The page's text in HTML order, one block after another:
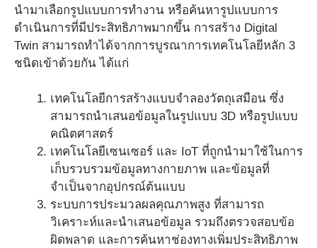
นำมาเลือกรูปแบบการทำงาน หรือค้นหารูปแบบการ
ดำเนินการที่มีประสิทธิภาพมากขึ้น การสร้าง Digital
Twin สามารถทำได้จากการบูรณาการเทคโนโลยีหลัก 3
ชนิดเข้าด้วยกัน ได้แก่
เทคโนโลยีการสร้างแบบจำลองวัตถุเสมือน ซึ่ง
สามารถนำเสนอข้อมูลในรูปแบบ 3D หรือรูปแบบ
คณิตศาสตร์
เทคโนโลยีเซนเซอร์ และ IoT ที่ถูกนำมาใช้ในการ
เก็บรวบรวมข้อมูลทางกายภาพ และข้อมูลที่
จำเป็นจากอุปกรณ์ต้นแบบ
ระบบการประมวลผลคุณภาพสูง ที่สามารถ
วิเคราะห์และนำเสนอข้อมูล รวมถึงตรวจสอบข้อ
ผิดพลาด และการค้นหาช่องทางเพิ่มประสิทธิภาพ